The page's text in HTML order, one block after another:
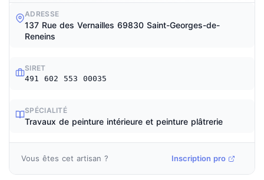
ADRESSE
137 Rue des Vernailles 69830 Saint-Georges-de-
Reneins
SIRET
491 602 553 00035
SPÉCIALITÉ
Travaux de peinture intérieure et peinture plâtrerie
Vous êtes cet artisan ? Inscription pro